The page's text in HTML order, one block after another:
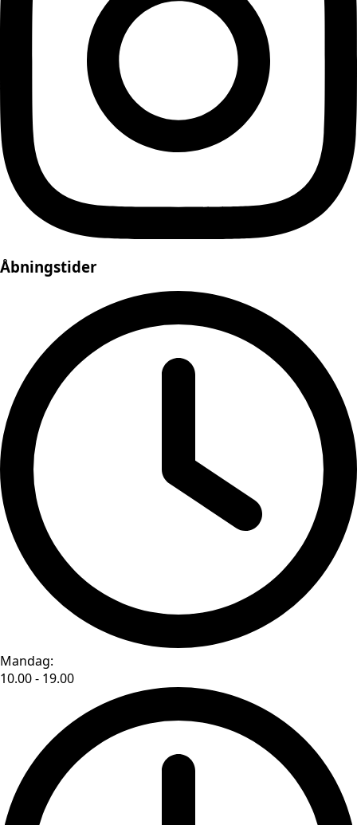
Åbningstider
Mandag:
10.00 - 19.00